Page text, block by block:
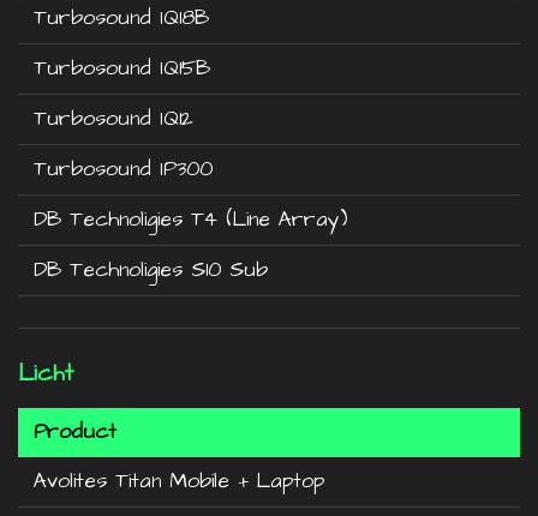
Turbosound IQ18B
Turbosound IQ15B
Turbosound IQ12
Turbosound IP300
DB Technoligies T4 (Line Array)
DB Technoligies S10 Sub
Licht
Product
Avolites Titan Mobile + Laptop